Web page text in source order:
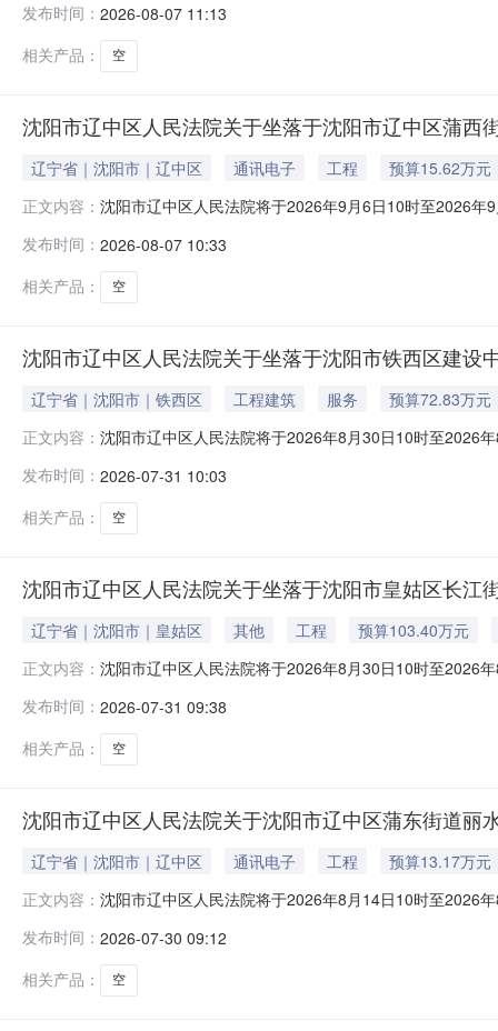
其他组织均可参加竞买。如参与竞买人未开设京东账户
发布时间： 2026-08-07 11:13
相关产品：
空
沈阳市辽中区人民法院关于坐落于沈阳市辽中区蒲
辽宁省｜沈阳市｜辽中区 通讯电子 工程
预算15.62万元
正文内容： 沈阳市辽中区人民法院将于2026年9月6日10时至2026
能力的公民、法人和其他组织均可参加竞买。如参与竞
（随带营业
发布时间： 2026-08-07 10:33
相关产品：
空
沈阳市辽中区人民法院关于坐落于沈阳市铁西区建
辽宁省｜沈阳市｜铁西区 工程建筑 服务
预算72.83万元
正文内容： 沈阳市辽中区人民法院将于2026年8月30日10时至2026
力的公民、法人和其他组织均可参加竞买。如参与竞买
（随带营
发布时间： 2026-07-31 10:03
相关产品：
空
沈阳市辽中区人民法院关于坐落于沈阳市皇姑区长
辽宁省｜沈阳市｜皇姑区 其他 工程
预算103.40万元
正文内容： 沈阳市辽中区人民法院将于2026年8月30日10时至2026
能力的公民、法人和其他组织均可参加竞买。如参与竞
（
发布时间： 2026-07-31 09:38
相关产品：
空
沈阳市辽中区人民法院关于沈阳市辽中区蒲东街道丽
辽宁省｜沈阳市｜辽中区 通讯电子 工程
预算13.17万元
正文内容： 沈阳市辽中区人民法院将于2026年8月14日10时至2026
和其他组织均可参加竞买。如参与竞买人未开设京东账
发布时间： 2026-07-30 09:12
相关产品：
空